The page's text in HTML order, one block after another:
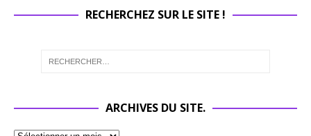
RECHERCHEZ SUR LE SITE !
ARCHIVES DU SITE.